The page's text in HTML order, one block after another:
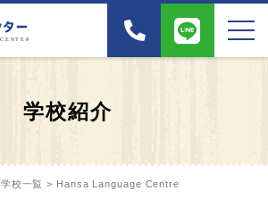
学校紹介
学校一覧 > Hansa Language Centre